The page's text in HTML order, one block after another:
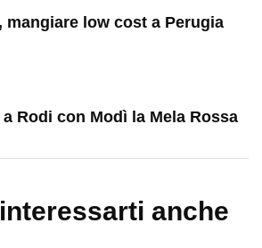
mangiare low cost a Perugia
Rodi con Modì la Mela Rossa
anche